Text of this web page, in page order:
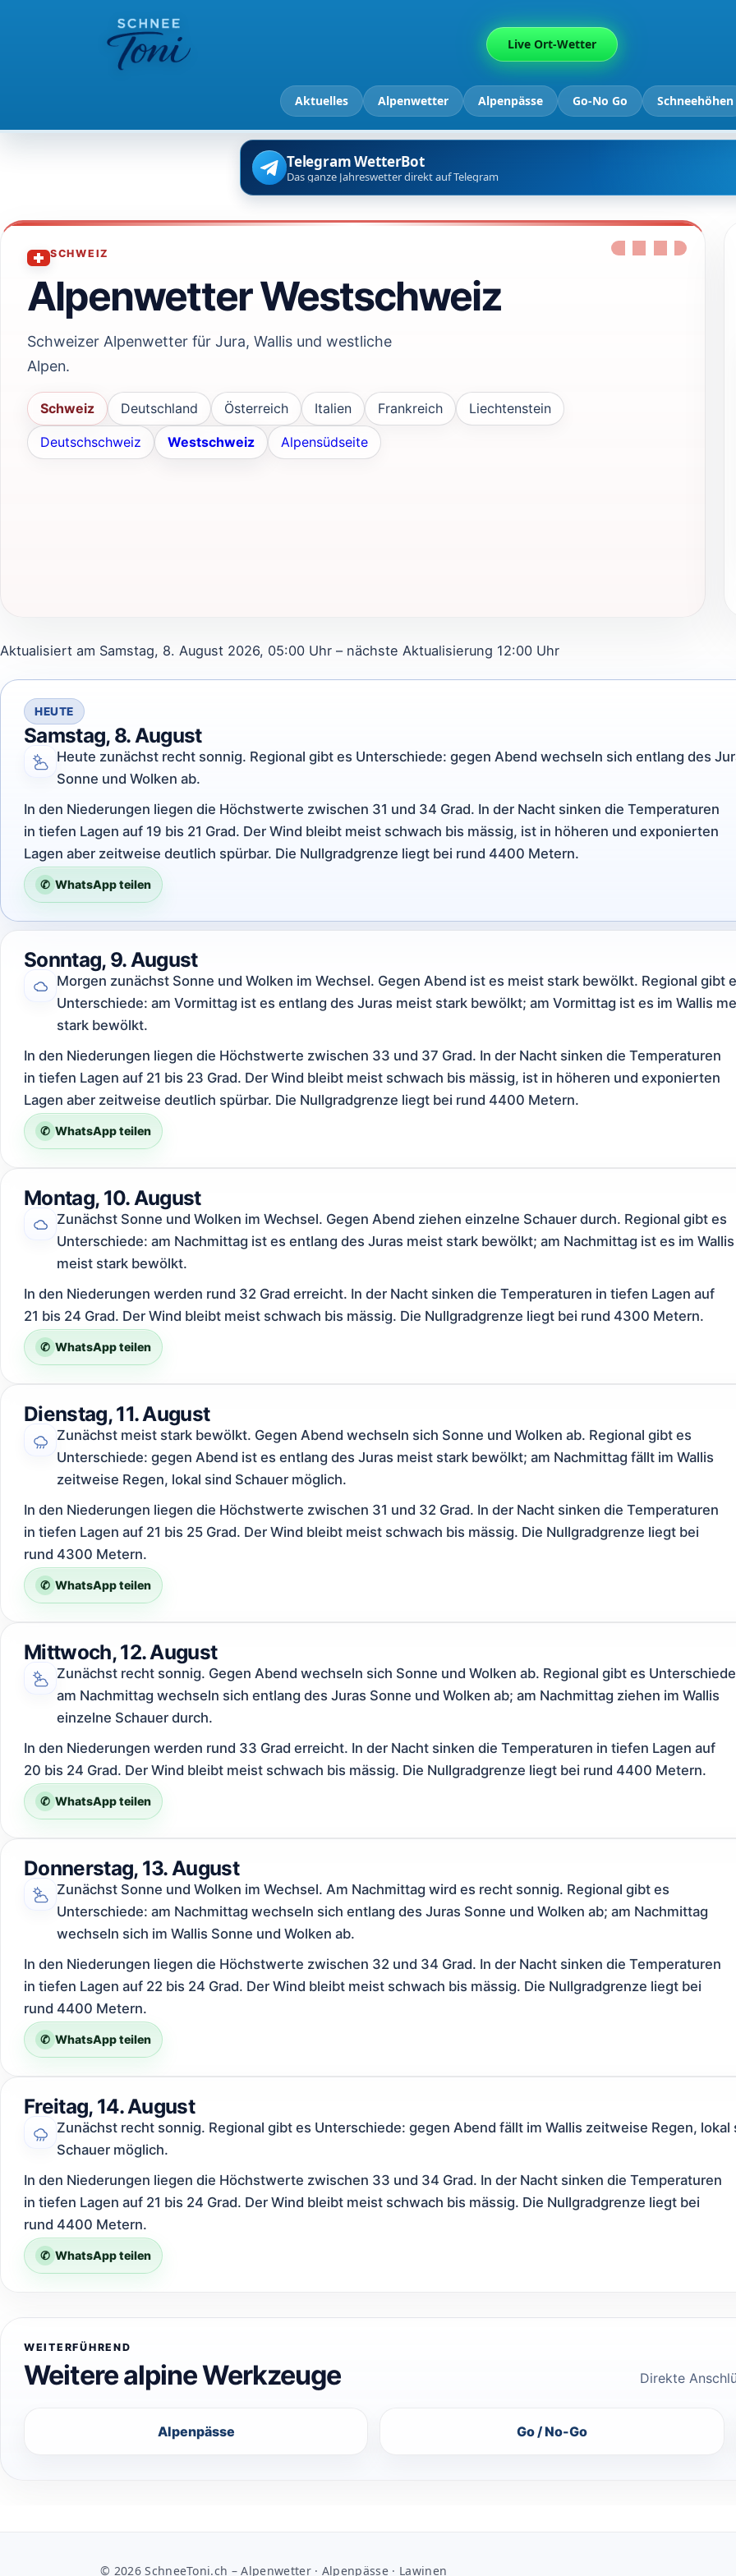
Live Ort-Wetter
Aktuelles Alpenwetter Alpenpässe Go-No Go Schneehöhen
Telegram WetterBot
Das ganze Jahreswetter direkt auf Telegram
SCHWEIZ
Alpenwetter Westschweiz
Schweizer Alpenwetter für Jura, Wallis und westliche
Alpen.
Schweiz Deutschland Österreich Italien Frankreich Liechtenstein
Deutschschweiz Westschweiz Alpensüdseite
Aktualisiert am Samstag, 8. August 2026, 05:00 Uhr – nächste Aktualisierung 12:00 Uhr
HEUTE
Samstag, 8. August
Heute zunächst recht sonnig. Regional gibt es Unterschiede: gegen Abend wechseln sich entlang des
Sonne und Wolken ab.
In den Niederungen liegen die Höchstwerte zwischen 31 und 34 Grad. In der Nacht sinken die Temperaturen
in tiefen Lagen auf 19 bis 21 Grad. Der Wind bleibt meist schwach bis mässig, ist in höheren und exponierten
Lagen aber zeitweise deutlich spürbar. Die Nullgradgrenze liegt bei rund 4400 Metern.
✆ WhatsApp teilen
Sonntag, 9. August
Morgen zunächst Sonne und Wolken im Wechsel. Gegen Abend ist es meist stark bewölkt. Regional gibt
Unterschiede: am Vormittag ist es entlang des Juras meist stark bewölkt; am Vormittag ist es im Wallis
stark bewölkt.
In den Niederungen liegen die Höchstwerte zwischen 33 und 37 Grad. In der Nacht sinken die Temperaturen
in tiefen Lagen auf 21 bis 23 Grad. Der Wind bleibt meist schwach bis mässig, ist in höheren und exponierten
Lagen aber zeitweise deutlich spürbar. Die Nullgradgrenze liegt bei rund 4400 Metern.
✆ WhatsApp teilen
Montag, 10. August
Zunächst Sonne und Wolken im Wechsel. Gegen Abend ziehen einzelne Schauer durch. Regional gibt es
Unterschiede: am Nachmittag ist es entlang des Juras meist stark bewölkt; am Nachmittag ist es im Wallis
meist stark bewölkt.
In den Niederungen werden rund 32 Grad erreicht. In der Nacht sinken die Temperaturen in tiefen Lagen auf
21 bis 24 Grad. Der Wind bleibt meist schwach bis mässig. Die Nullgradgrenze liegt bei rund 4300 Metern.
✆ WhatsApp teilen
Dienstag, 11. August
Zunächst meist stark bewölkt. Gegen Abend wechseln sich Sonne und Wolken ab. Regional gibt es
Unterschiede: gegen Abend ist es entlang des Juras meist stark bewölkt; am Nachmittag fällt im Wallis
zeitweise Regen, lokal sind Schauer möglich.
In den Niederungen liegen die Höchstwerte zwischen 31 und 32 Grad. In der Nacht sinken die Temperaturen
in tiefen Lagen auf 21 bis 25 Grad. Der Wind bleibt meist schwach bis mässig. Die Nullgradgrenze liegt bei
rund 4300 Metern.
✆ WhatsApp teilen
Mittwoch, 12. August
Zunächst recht sonnig. Gegen Abend wechseln sich Sonne und Wolken ab. Regional gibt es
am Nachmittag wechseln sich entlang des Juras Sonne und Wolken ab; am Nachmittag ziehen im Wallis
einzelne Schauer durch.
In den Niederungen werden rund 33 Grad erreicht. In der Nacht sinken die Temperaturen in tiefen Lagen auf
20 bis 24 Grad. Der Wind bleibt meist schwach bis mässig. Die Nullgradgrenze liegt bei rund 4400 Metern.
✆ WhatsApp teilen
Donnerstag, 13. August
Zunächst Sonne und Wolken im Wechsel. Am Nachmittag wird es recht sonnig. Regional gibt es
Unterschiede: am Nachmittag wechseln sich entlang des Juras Sonne und Wolken ab; am Nachmittag
wechseln sich im Wallis Sonne und Wolken ab.
In den Niederungen liegen die Höchstwerte zwischen 32 und 34 Grad. In der Nacht sinken die Temperaturen
in tiefen Lagen auf 22 bis 24 Grad. Der Wind bleibt meist schwach bis mässig. Die Nullgradgrenze liegt bei
rund 4400 Metern.
✆ WhatsApp teilen
Freitag, 14. August
Zunächst recht sonnig. Regional gibt es Unterschiede: gegen Abend fällt im Wallis zeitweise Regen, lokal
Schauer möglich.
In den Niederungen liegen die Höchstwerte zwischen 33 und 34 Grad. In der Nacht sinken die Temperaturen
in tiefen Lagen auf 21 bis 24 Grad. Der Wind bleibt meist schwach bis mässig. Die Nullgradgrenze liegt bei
rund 4400 Metern.
✆ WhatsApp teilen
WEITERFÜHREND
Weitere alpine Werkzeuge Direkte
Alpenpässe Go / No-Go
© 2026 SchneeToni.ch – Alpenwetter · Alpenpässe · Lawinen